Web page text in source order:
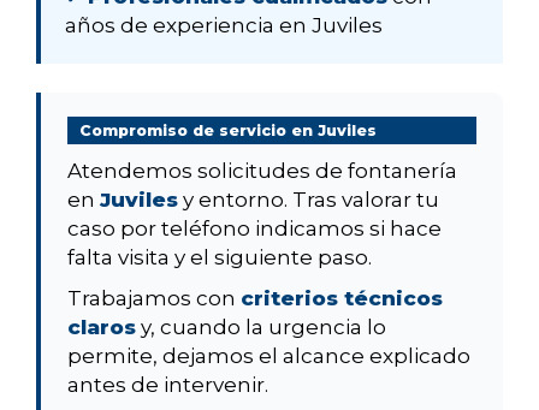
años de experiencia en Juviles
Compromiso de servicio en Juviles
Atendemos solicitudes de fontanería
en Juviles y entorno. Tras valorar tu
caso por teléfono indicamos si hace
falta visita y el siguiente paso.
Trabajamos con criterios técnicos
claros y, cuando la urgencia lo
permite, dejamos el alcance explicado
antes de intervenir.